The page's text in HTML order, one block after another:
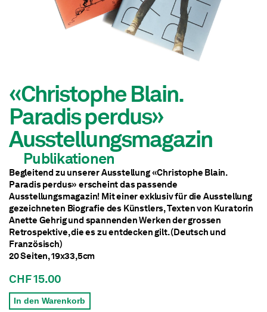
«Christophe Blain.
Paradis perdus»
Ausstellungsmagazin
Publikationen
Begleitend zu unserer Ausstellung «Christophe Blain.
Paradis perdus» erscheint das passende
Ausstellungsmagazin! Mit einer exklusiv für die Ausstellung
gezeichneten Biografie des Künstlers, Texten von Kuratorin
Anette Gehrig und spannenden Werken der grossen
Retrospektive, die es zu entdecken gilt. (Deutsch und
Französisch)
20 Seiten, 19x33,5cm
CHF 15.00
In den Warenkorb